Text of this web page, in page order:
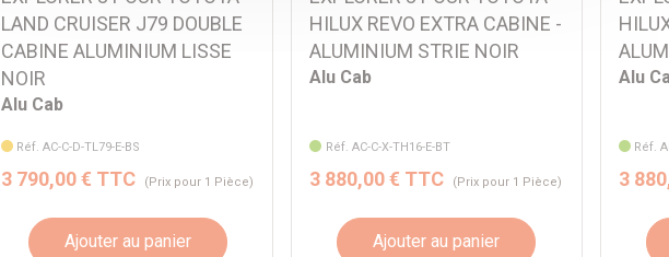
LAND CRUISER J79 DOUBLE
CABINE ALUMINIUM LISSE
NOIR
Alu Cab
Réf. AC-C-D-TL79-E-BS
3 790,00 € TTC (Prix pour 1 Pièce)
Ajouter au panier
HILUX REVO EXTRA CABINE -
ALUMINIUM STRIE NOIR
Alu Cab
Réf. AC-C-X-TH16-E-BT
3 880,00 € TTC (Prix pour 1 Pièce)
Ajouter au panier
Alu
Réf.
3